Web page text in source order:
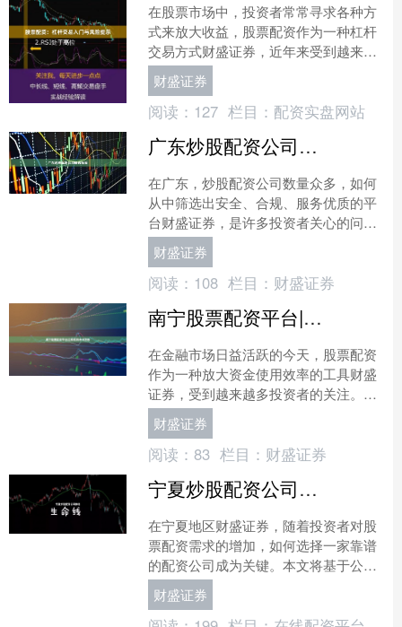
在股票市场中，投资者常常寻求各种方
式来放大收益，股票配资作为一种杠杆
交易方式财盛证券，近年来受到越来越
多投资者的关注。本文将为您全面介绍
股票配资的基本概念、操作....
财盛证券
阅读： 127 栏目： 配资实盘网站
广东炒股配资公司精选指南
在广东，炒股配资公司数量众多，如何
从中筛选出安全、合规、服务优质的平
台财盛证券，是许多投资者关心的问
题。本文将从资质审核、风控体系、费
用结构等维度，为您提供一份....
财盛证券
阅读： 108 栏目： 财盛证券
南宁股票配资平台|正规低息|本地优选
在金融市场日益活跃的今天，股票配资
作为一种放大资金使用效率的工具财盛
证券，受到越来越多投资者的关注。对
于南宁本地的投资者而言，选择一家正
规、低息、服务优质的配资....
财盛证券
阅读： 83 栏目： 财盛证券
宁夏炒股配资公司排名
在宁夏地区财盛证券，随着投资者对股
票配资需求的增加，如何选择一家靠谱
的配资公司成为关键。本文将基于公开
信息与行业口碑，整理一份**宁夏炒股
配资公司排名**参考，....
财盛证券